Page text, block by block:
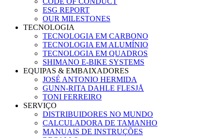
ESG REPORT
OUR MILESTONES
TECNOLOGIA
TECNOLOGIA EM CARBONO
TECNOLOGIA EM ALUMÍNIO
TECNOLOGIA EM QUADROS
SHIMANO E-BIKE SYSTEMS
EQUIPAS & EMBAIXADORES
JOSÉ ANTONIO HERMIDA
GUNN-RITA DAHLE FLESJÅ
TONI FERREIRO
SERVIÇO
DISTRIBUIDORES NO MUNDO
CALCULADORA DE TAMANHO
MANUAIS DE INSTRUÇÕES